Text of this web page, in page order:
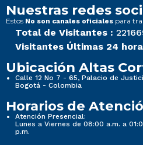
Nuestras redes
Estos No son canales oficiales para
Total de Visitantes :
Visitantes Últimas 24
Ubicación Altas
Calle 12 No 7 - 65, Palacio de
Bogotá - Colombia
Horarios de
Atención Presencial:
Lunes a Viernes de 08:00 a.m. a
p.m.